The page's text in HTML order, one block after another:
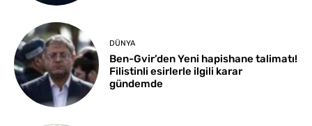
DÜNYA
Ben-Gvir’den Yeni hapishane talimatı!
Filistinli esirlerle ilgili karar
gündemde